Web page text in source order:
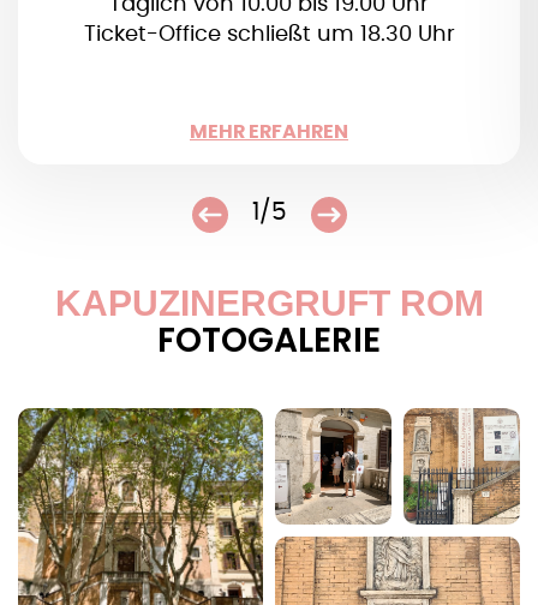
Täglich von 10.00 bis 19.00 Uhr
Ticket-Office schließt um 18.30 Uhr
MEHR ERFAHREN
WENIGER
1/5
KAPUZINERGRUFT ROM
FOTOGALERIE